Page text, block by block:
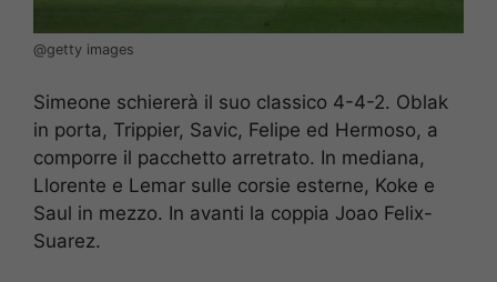
@getty images
Simeone schiererà il suo classico 4-4-2. Oblak
in porta, Trippier, Savic, Felipe ed Hermoso, a
comporre il pacchetto arretrato. In mediana,
Llorente e Lemar sulle corsie esterne, Koke e
Saul in mezzo. In avanti la coppia Joao Felix-
Suarez.